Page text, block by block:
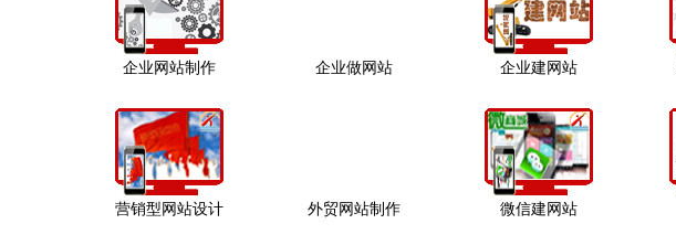
企业网站制作 企业做网站 企业建网站
营销型网站设计 外贸网站制作 微信建网站